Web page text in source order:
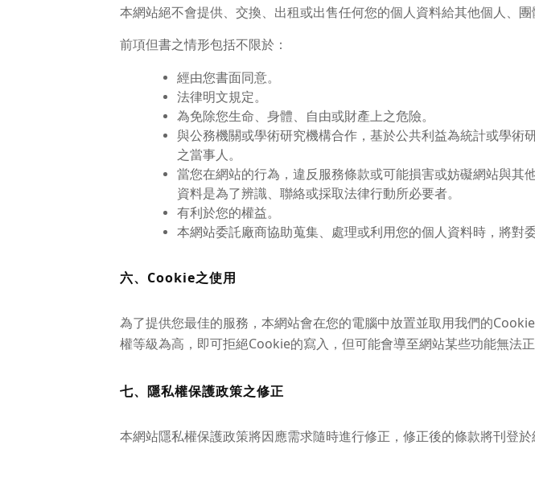
本網站絕不會提供、交換、出租或出售任何您的個人資料給其他個人、
前項但書之情形包括不限於：
經由您書面同意。
法律明文規定。
為免除您生命、身體、自由或財產上之危險。
與公務機關或學術研究機構合作，基於公共利益為統計或學
之當事人。
當您在網站的行為，違反服務條款或可能損害或妨礙網站與其
資料是為了辨識、聯絡或採取法律行動所必要者。
有利於您的權益。
本網站委託廠商協助蒐集、處理或利用您的個人資料時，將對
六、Cookie之使用
為了提供您最佳的服務，本網站會在您的電腦中放置並取用我們的
權等級為高，即可拒絕Cookie的寫入，但可能會導至網站某些功能無法正
七、隱私權保護政策之修正
本網站隱私權保護政策將因應需求隨時進行修正，修正後的條款將刊登於